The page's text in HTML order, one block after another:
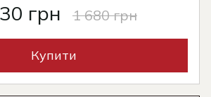
грн 1 680 грн
Купити